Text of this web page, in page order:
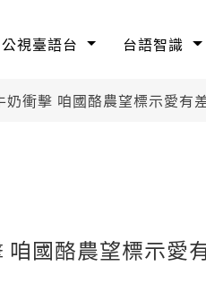
公視臺語台 台語智識
奶衝擊 咱國酪農望標示愛有
咱國酪農望標示愛